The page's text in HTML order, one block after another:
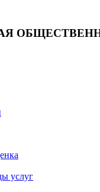
услуг